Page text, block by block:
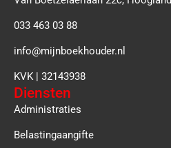
033 463 03 88
info@mijnboekhouder.nl
KVK | 32143938
Diensten
Administraties
Belastingaangifte